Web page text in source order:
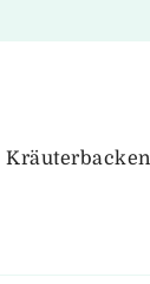
Kräuterbacken